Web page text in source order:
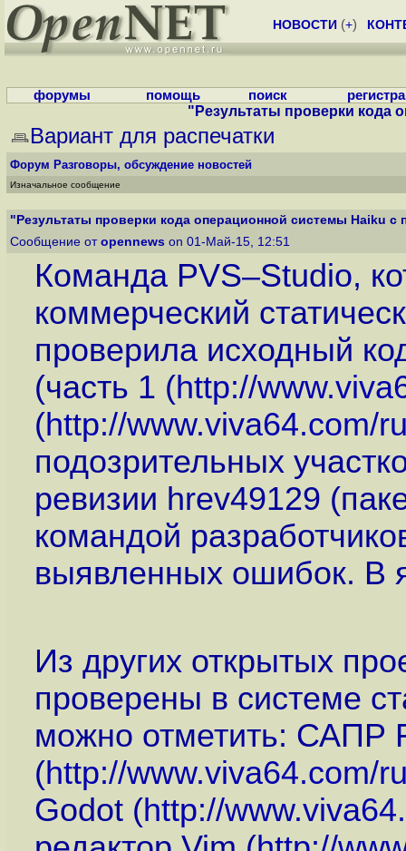
НОВОСТИ (+)
форумы помощь поиск
"Результаты проверки кода
Вариант для распечатки
Форум Разговоры, обсуждение новостей
Изначальное сообщение
"Результаты проверки кода операционной системы Haiku c
Сообщение от opennews on 01-Май-15, 12:51
Команда PVS–Studio,
коммерческий
проверила исходный
(часть 1 (http://
(http://www.viva64.com/
подозрительных
ревизии hrev49129
командой
выявленных ошибок. В
Из других открытых
проверены в системе
можно отметить: САПР
(http://www.viva64.com/
Godot (http://